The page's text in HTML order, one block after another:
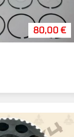
80,00 €